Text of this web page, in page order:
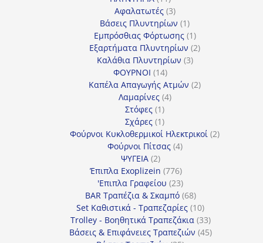
προϊόντα
Αφαλατωτές 33
προϊόντα
Βάσεις Πλυντηρίων 11
προϊόν
Εμπρόσθιας Φόρτωσης 11
προϊόν
Εξαρτήματα Πλυντηρίων 22
Καλάθια Πλυντηρίων 33
ΦΟΥΡΝΟΙ 1414
προϊόντα
Καπέλα Απαγωγής Ατμών 22
Λαμαρίνες 44
Στόφες 11
προϊόν
Σχάρες 11
προϊόν
Φούρνοι Κυκλοθερμικοί Ηλεκτρικοί 22
Φούρνοι Πίτσας 44
ΨΥΓΕΙΑ 22
προϊόντα
Έπιπλα Exoplizein 776776
προϊόντα
'Επιπλα Γραφείου 2323
προϊόντα
BAR Τραπέζια & Σκαμπό 6868
προϊόντα
Set Καθιστικά - Τραπεζαρίες 1010
προϊόντα
Trolley - Βοηθητικά Τραπεζάκια 3333
προϊόντα
Βάσεις & Επιφάνειες Τραπεζιών 4545